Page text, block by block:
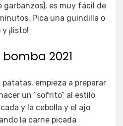
garbanzos), es muy fácil de
Pica una guindilla o
¡listo!
2021
empieza a preparar
un “sofrito” al estilo
y la cebolla y el ajo
la carne picada